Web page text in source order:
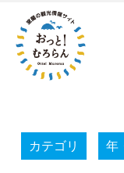
カテゴリ 年